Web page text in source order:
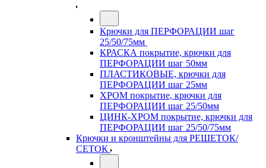
Крючки для ПЕРФОРАЦИИ шаг
25/50/75мм
КРАСКА покрытие, крючки для
ПЕРФОРАЦИИ шаг 50мм
ПЛАСТИКОВЫЕ, крючки для
ПЕРФОРАЦИИ шаг 25мм
ХРОМ покрытие, крючки для
ПЕРФОРАЦИИ шаг 25/50мм
ЦИНК-ХРОМ покрытие, крючки для
ПЕРФОРАЦИИ шаг 25/50/75мм
Крючки и кронштейны для РЕШЕТОК/
СЕТОК